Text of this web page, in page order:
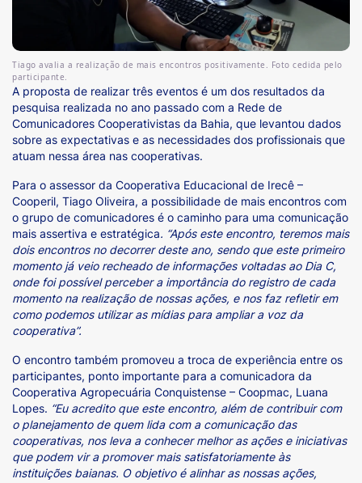
Tiago avalia a realização de mais encontros positivamente. Foto cedida pelo
participante.
A proposta de realizar três eventos é um dos resultados da
pesquisa realizada no ano passado com a Rede de
Comunicadores Cooperativistas da Bahia, que levantou dados
sobre as expectativas e as necessidades dos profissionais que
atuam nessa área nas cooperativas.
Para o assessor da Cooperativa Educacional de Irecê –
Cooperil, Tiago Oliveira, a possibilidade de mais encontros com
o grupo de comunicadores é o caminho para uma comunicação
mais assertiva e estratégica. “Após este encontro, teremos mais
dois encontros no decorrer deste ano, sendo que este primeiro
momento já veio recheado de informações voltadas ao Dia C,
onde foi possível perceber a importância do registro de cada
momento na realização de nossas ações, e nos faz refletir em
como podemos utilizar as mídias para ampliar a voz da
cooperativa”.
O encontro também promoveu a troca de experiência entre os
participantes, ponto importante para a comunicadora da
Cooperativa Agropecuária Conquistense – Coopmac, Luana
Lopes. “Eu acredito que este encontro, além de contribuir com
o planejamento de quem lida com a comunicação das
cooperativas, nos leva a conhecer melhor as ações e iniciativas
que podem vir a promover mais satisfatoriamente às
instituições baianas. O objetivo é alinhar as nossas ações,